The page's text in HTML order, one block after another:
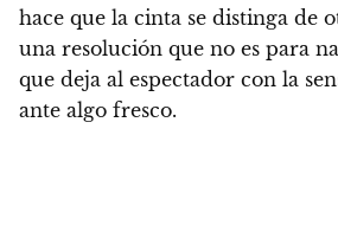
hace que la cinta se distinga de
una resolución que no es para
que deja al espectador con la
ante algo fresco.